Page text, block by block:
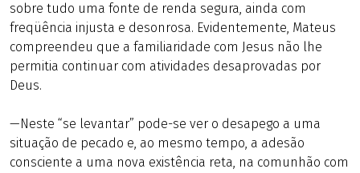
sobre tudo uma fonte de renda segura, ainda com
freqüência injusta e desonrosa. Evidentemente, Mateus
compreendeu que a familiaridade com Jesus não lhe
permitia continuar com atividades desaprovadas por
Deus.
—Neste “se levantar” pode-se ver o desapego a uma
situação de pecado e, ao mesmo tempo, a adesão
consciente a uma nova existência reta, na comunhão com